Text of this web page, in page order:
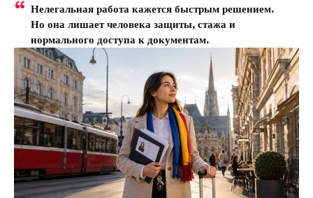
Нелегальная работа кажется быстрым решением.
Но она лишает человека защиты, стажа и
нормального доступа к документам.